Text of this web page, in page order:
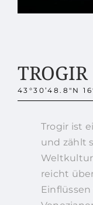
TROGIR
43°30’48.8″N
Trogir ist
und zählt
reicht